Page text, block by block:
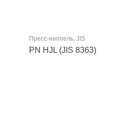
Пресс-ниппель, JIS
PN HJL (JIS 8363)